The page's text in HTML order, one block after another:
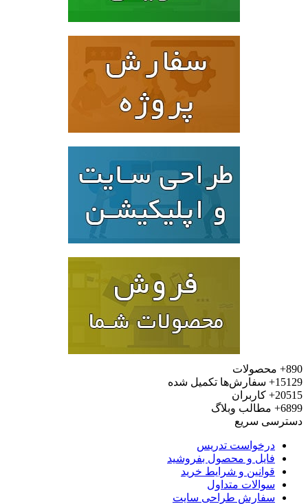
محصولات
سفارش‌ها تکمیل شده
کاربران
مطالب وبلاگ
سریع
درخواست تدریس
فایل و محصول بفروشید
قوانین و شرایط خرید
سوالات متداول
سفارش طراحی سایت